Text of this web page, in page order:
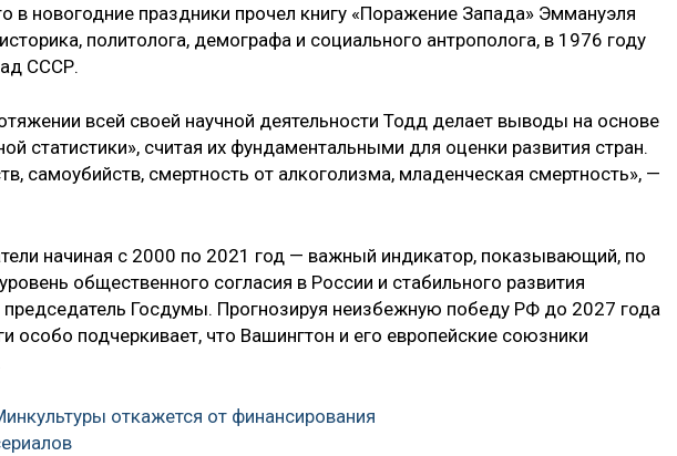
в новогодние праздники прочел книгу «Поражение Запада» Эммануэля
политолога, демографа и социального антрополога, в 1976 году
СССР.
всей своей научной деятельности Тодд делает выводы на основе
статистики», считая их фундаментальными для оценки развития стран.
самоубийств, смертность от алкоголизма, младенческая смертность», —
начиная с 2000 по 2021 год — важный индикатор, показывающий, по
общественного согласия в России и стабильного развития
председатель Госдумы. Прогнозируя неизбежную победу РФ до 2027 года
особо подчеркивает, что Вашингтон и его европейские союзники
откажется от финансирования